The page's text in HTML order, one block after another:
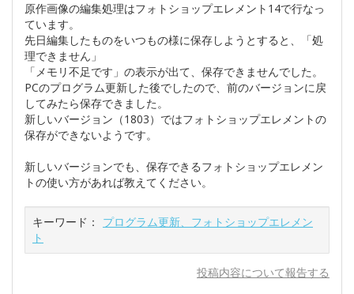
原作画像の編集処理はフォトショップエレメント14で行なっ
ています。
先日編集したものをいつもの様に保存しようとすると、「処
理できません」
「メモリ不足です」の表示が出て、保存できませんでした。
PCのプログラム更新した後でしたので、前のバージョンに戻
してみたら保存できました。
新しいバージョン（1803）ではフォトショップエレメントの
保存ができないようです。
新しいバージョンでも、保存できるフォトショップエレメン
トの使い方があれば教えてください。
キーワード：
プログラム更新、フォトショップエレメン
ト
投稿内容について報告する